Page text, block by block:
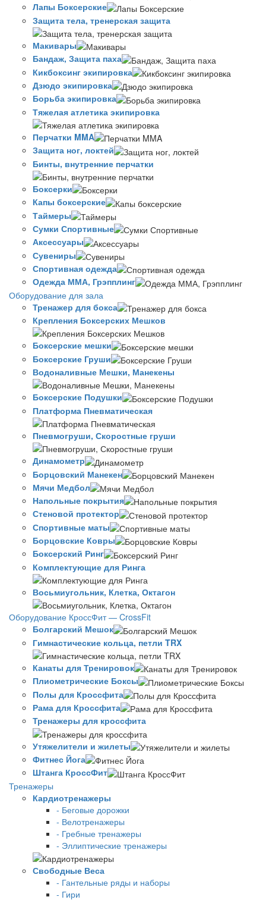
Лапы Боксерские
Защита тела, тренерская защита
Макивары
Бандаж, Защита паха
Кикбоксинг экипировка
Дзюдо экипировка
Борьба экипировка
Тяжелая атлетика экипировка
Перчатки MMA
Защита ног, локтей
Бинты, внутренние перчатки
Боксерки
Капы боксерские
Таймеры
Сумки Спортивные
Аксессуары
Сувениры
Спортивная одежда
Одежда ММА, Грэпплинг
Оборудование для зала
Тренажер для бокса
Крепления Боксерских Мешков
Боксерские мешки
Боксерские Груши
Водоналивные Мешки, Манекены
Боксерские Подушки
Платформа Пневматическая
Пневмогруши, Скоростные груши
Динамометр
Борцовский Манекен
Мячи Медбол
Напольные покрытия
Стеновой протектор
Спортивные маты
Борцовские Ковры
Боксерский Ринг
Комплектующие для Ринга
Восьмиугольник, Клетка, Октагон
Оборудование КроссФит — CrossFit
Болгарский Мешок
Гимнастические кольца, петли TRX
Канаты для Тренировок
Плиометрические Боксы
Полы для Кроссфита
Рама для Кроссфита
Тренажеры для кроссфита
Утяжелители и жилеты
Фитнес Йога
Штанга КроссФит
Тренажеры
Кардиотренажеры
- Беговые дорожки
- Велотренажеры
- Гребные тренажеры
- Эллиптические тренажеры
Свободные Веса
- Гантельные ряды и наборы
- Гири